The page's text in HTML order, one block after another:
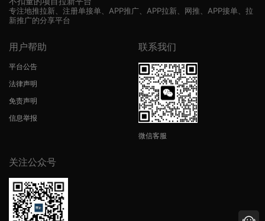
专注地推拉新、注册单接单、APP推广、APP拉新、网推、APP接单、拉
新推广的分享平台
用户帮助
平台公告
法律声明
免责声明
信息举报
联系我们
微信客服
关注公众号